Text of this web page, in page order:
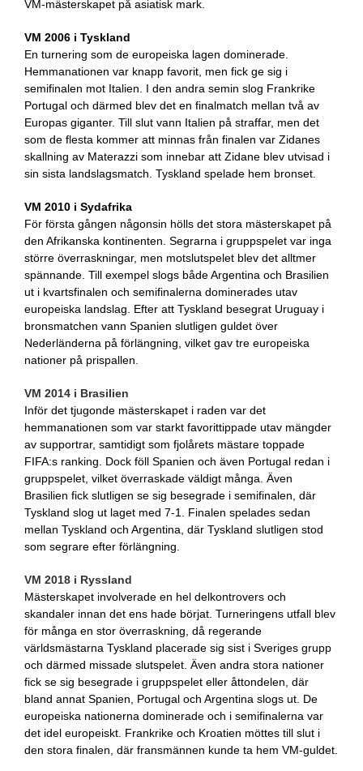
VM-mästerskapet på asiatisk mark.
VM 2006 i Tyskland
En turnering som de europeiska lagen dominerade.
Hemmanationen var knapp favorit, men fick ge sig i
semifinalen mot Italien. I den andra semin slog Frankrike
Portugal och därmed blev det en finalmatch mellan två av
Europas giganter. Till slut vann Italien på straffar, men det
som de flesta kommer att minnas från finalen var Zidanes
skallning av Materazzi som innebar att Zidane blev utvisad i
sin sista landslagsmatch. Tyskland spelade hem bronset.
VM 2010 i Sydafrika
För första gången någonsin hölls det stora mästerskapet på
den Afrikanska kontinenten. Segrarna i gruppspelet var inga
större överraskningar, men motslutspelet blev det alltmer
spännande. Till exempel slogs både Argentina och Brasilien
ut i kvartsfinalen och semifinalerna dominerades utav
europeiska landslag. Efter att Tyskland besegrat Uruguay i
bronsmatchen vann Spanien slutligen guldet över
Nederländerna på förlängning, vilket gav tre europeiska
nationer på prispallen.
VM 2014 i Brasilien
Inför det tjugonde mästerskapet i raden var det
hemmanationen som var starkt favorittippade utav mängder
av supportrar, samtidigt som fjolårets mästare toppade
FIFA:s ranking. Dock föll Spanien och även Portugal redan i
gruppspelet, vilket överraskade väldigt många. Även
Brasilien fick slutligen se sig besegrade i semifinalen, där
Tyskland slog ut laget med 7-1. Finalen spelades sedan
mellan Tyskland och Argentina, där Tyskland slutligen stod
som segrare efter förlängning.
VM 2018 i Ryssland
Mästerskapet involverade en hel delkontrovers och
skandaler innan det ens hade börjat. Turneringens utfall blev
för många en stor överraskning, då regerande
världsmästarna Tyskland placerade sig sist i Sveriges grupp
och därmed missade slutspelet. Även andra stora nationer
fick se sig besegrade i gruppspelet eller åttondelen, där
bland annat Spanien, Portugal och Argentina slogs ut. De
europeiska nationerna dominerade och i semifinalerna var
det idel europeiskt. Frankrike och Kroatien möttes till slut i
den stora finalen, där fransmännen kunde ta hem VM-guldet.